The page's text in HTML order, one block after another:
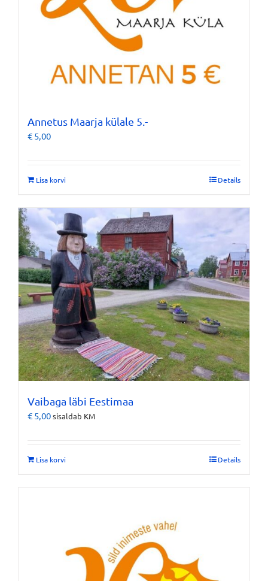
Annetus Maarja külale 5.-
€ 5,00
Lisa korvi Details
Vaibaga läbi Eestimaa
€ 5,00sisaldab KM
Lisa korvi Details